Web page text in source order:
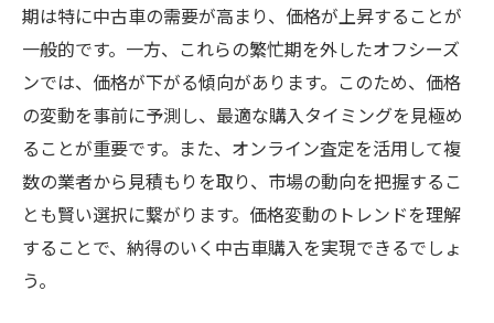
期は特に中古車の需要が高まり、価格が上昇することが
一般的です。一方、これらの繁忙期を外したオフシーズ
ンでは、価格が下がる傾向があります。このため、価格
の変動を事前に予測し、最適な購入タイミングを見極め
ることが重要です。また、オンライン査定を活用して複
数の業者から見積もりを取り、市場の動向を把握するこ
とも賢い選択に繋がります。価格変動のトレンドを理解
することで、納得のいく中古車購入を実現できるでしょ
う。